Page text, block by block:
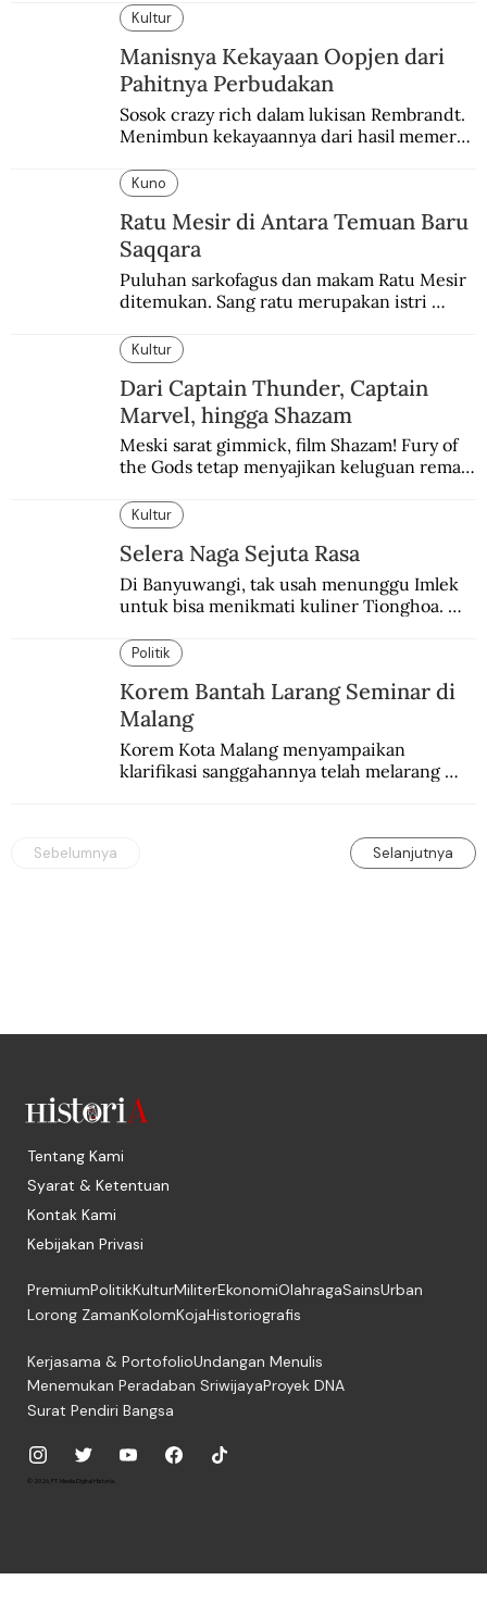
enam dekade lampau.
Kultur
Manisnya Kekayaan Oopjen dari
Pahitnya Perbudakan
Sosok crazy rich dalam lukisan Rembrandt.
Menimbun kekayaannya dari hasil memeras
Kuno
Ratu Mesir di Antara Temuan Baru
Saqqara
Puluhan sarkofagus dan makam Ratu Mesir
ditemukan. Sang ratu merupakan istri
sebelumnya keberadaannya tak pernah
diketahui.
Kultur
Dari Captain Thunder, Captain
Marvel, hingga Shazam
Meski sarat gimmick, film Shazam! Fury of
the Gods tetap menyajikan keluguan remaja
Yunani.
Kultur
Selera Naga Sejuta Rasa
Di Banyuwangi, tak usah menunggu Imlek
untuk bisa menikmati kuliner Tionghoa.
pekan.
Politik
Korem Bantah Larang Seminar di
Malang
Korem Kota Malang menyampaikan
klarifikasi sanggahannya telah melarang
Sebelumnya Selanjutnya
Tentang Kami
Syarat & Ketentuan
Kontak Kami
Kebijakan Privasi
PremiumPolitikKulturMiliterEkonomiOlahragaSainsUrban
Lorong ZamanKolomKojaHistoriografis
Kerjasama & PortofolioUndangan Menulis
Menemukan Peradaban SriwijayaProyek DNA
Surat Pendiri Bangsa
© 2026, PT. Media Digital Historia.